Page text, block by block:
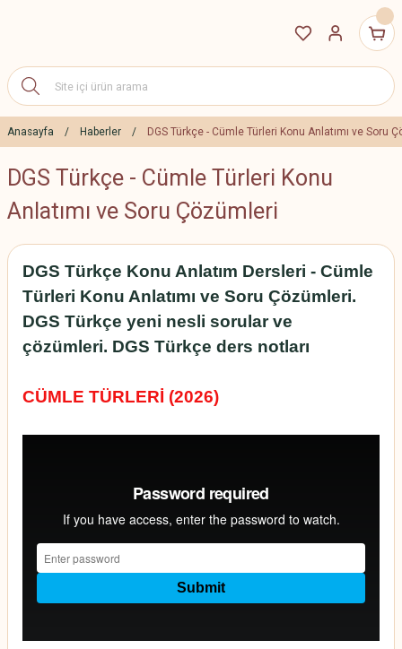
Anasayfa Haberler DGS Türkçe - Cümle Türleri Konu Anlatımı ve Soru
DGS Türkçe - Cümle Türleri Konu
Anlatımı ve Soru Çözümleri
DGS Türkçe Konu Anlatım Dersleri - Cümle
Türleri Konu Anlatımı ve Soru Çözümleri.
DGS Türkçe yeni nesli sorular ve
çözümleri. DGS Türkçe ders notları
CÜMLE TÜRLERİ (2026)